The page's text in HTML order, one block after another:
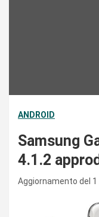
ANDROID
Samsung
4.1.2
Aggiornamento del 1